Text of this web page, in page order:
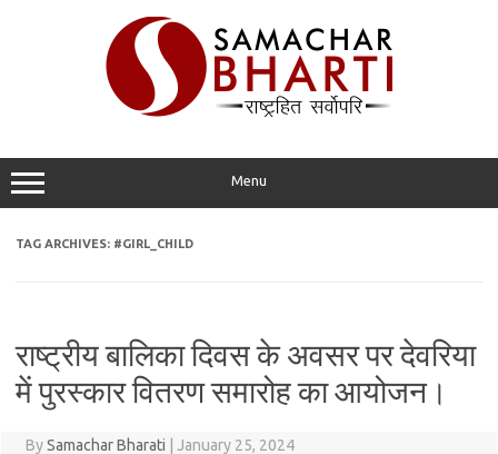
Menu
TAG ARCHIVES: #GIRL_CHILD
राष्ट्रीय बालिका दिवस के अवसर पर देवरिया
में पुरस्कार वितरण समारोह का आयोजन।
BySamachar Bharati January 25, 2024